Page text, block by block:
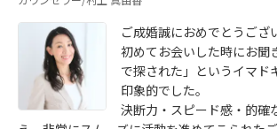
ご成婚誠におめでとうござ
初めてお会いした時にお聞
で探された」というイマド
印象的でした。
決断力・スピード感・的確